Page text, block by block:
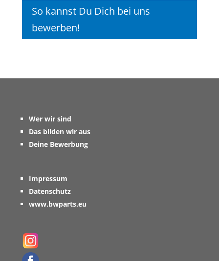
So kannst Du Dich bei uns
bewerben!
Wer wir sind
Das bilden wir aus
Deine Bewerbung
Impressum
Datenschutz
www.bwparts.eu